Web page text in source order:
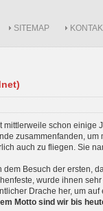
SITEMAP
mittlerweile schon einige
zusammenfanden,
auch zu fliegen. Sie
dem Besuch der ersten,
wurde ihnen
Drache her, um auf
Motto sind wir bis